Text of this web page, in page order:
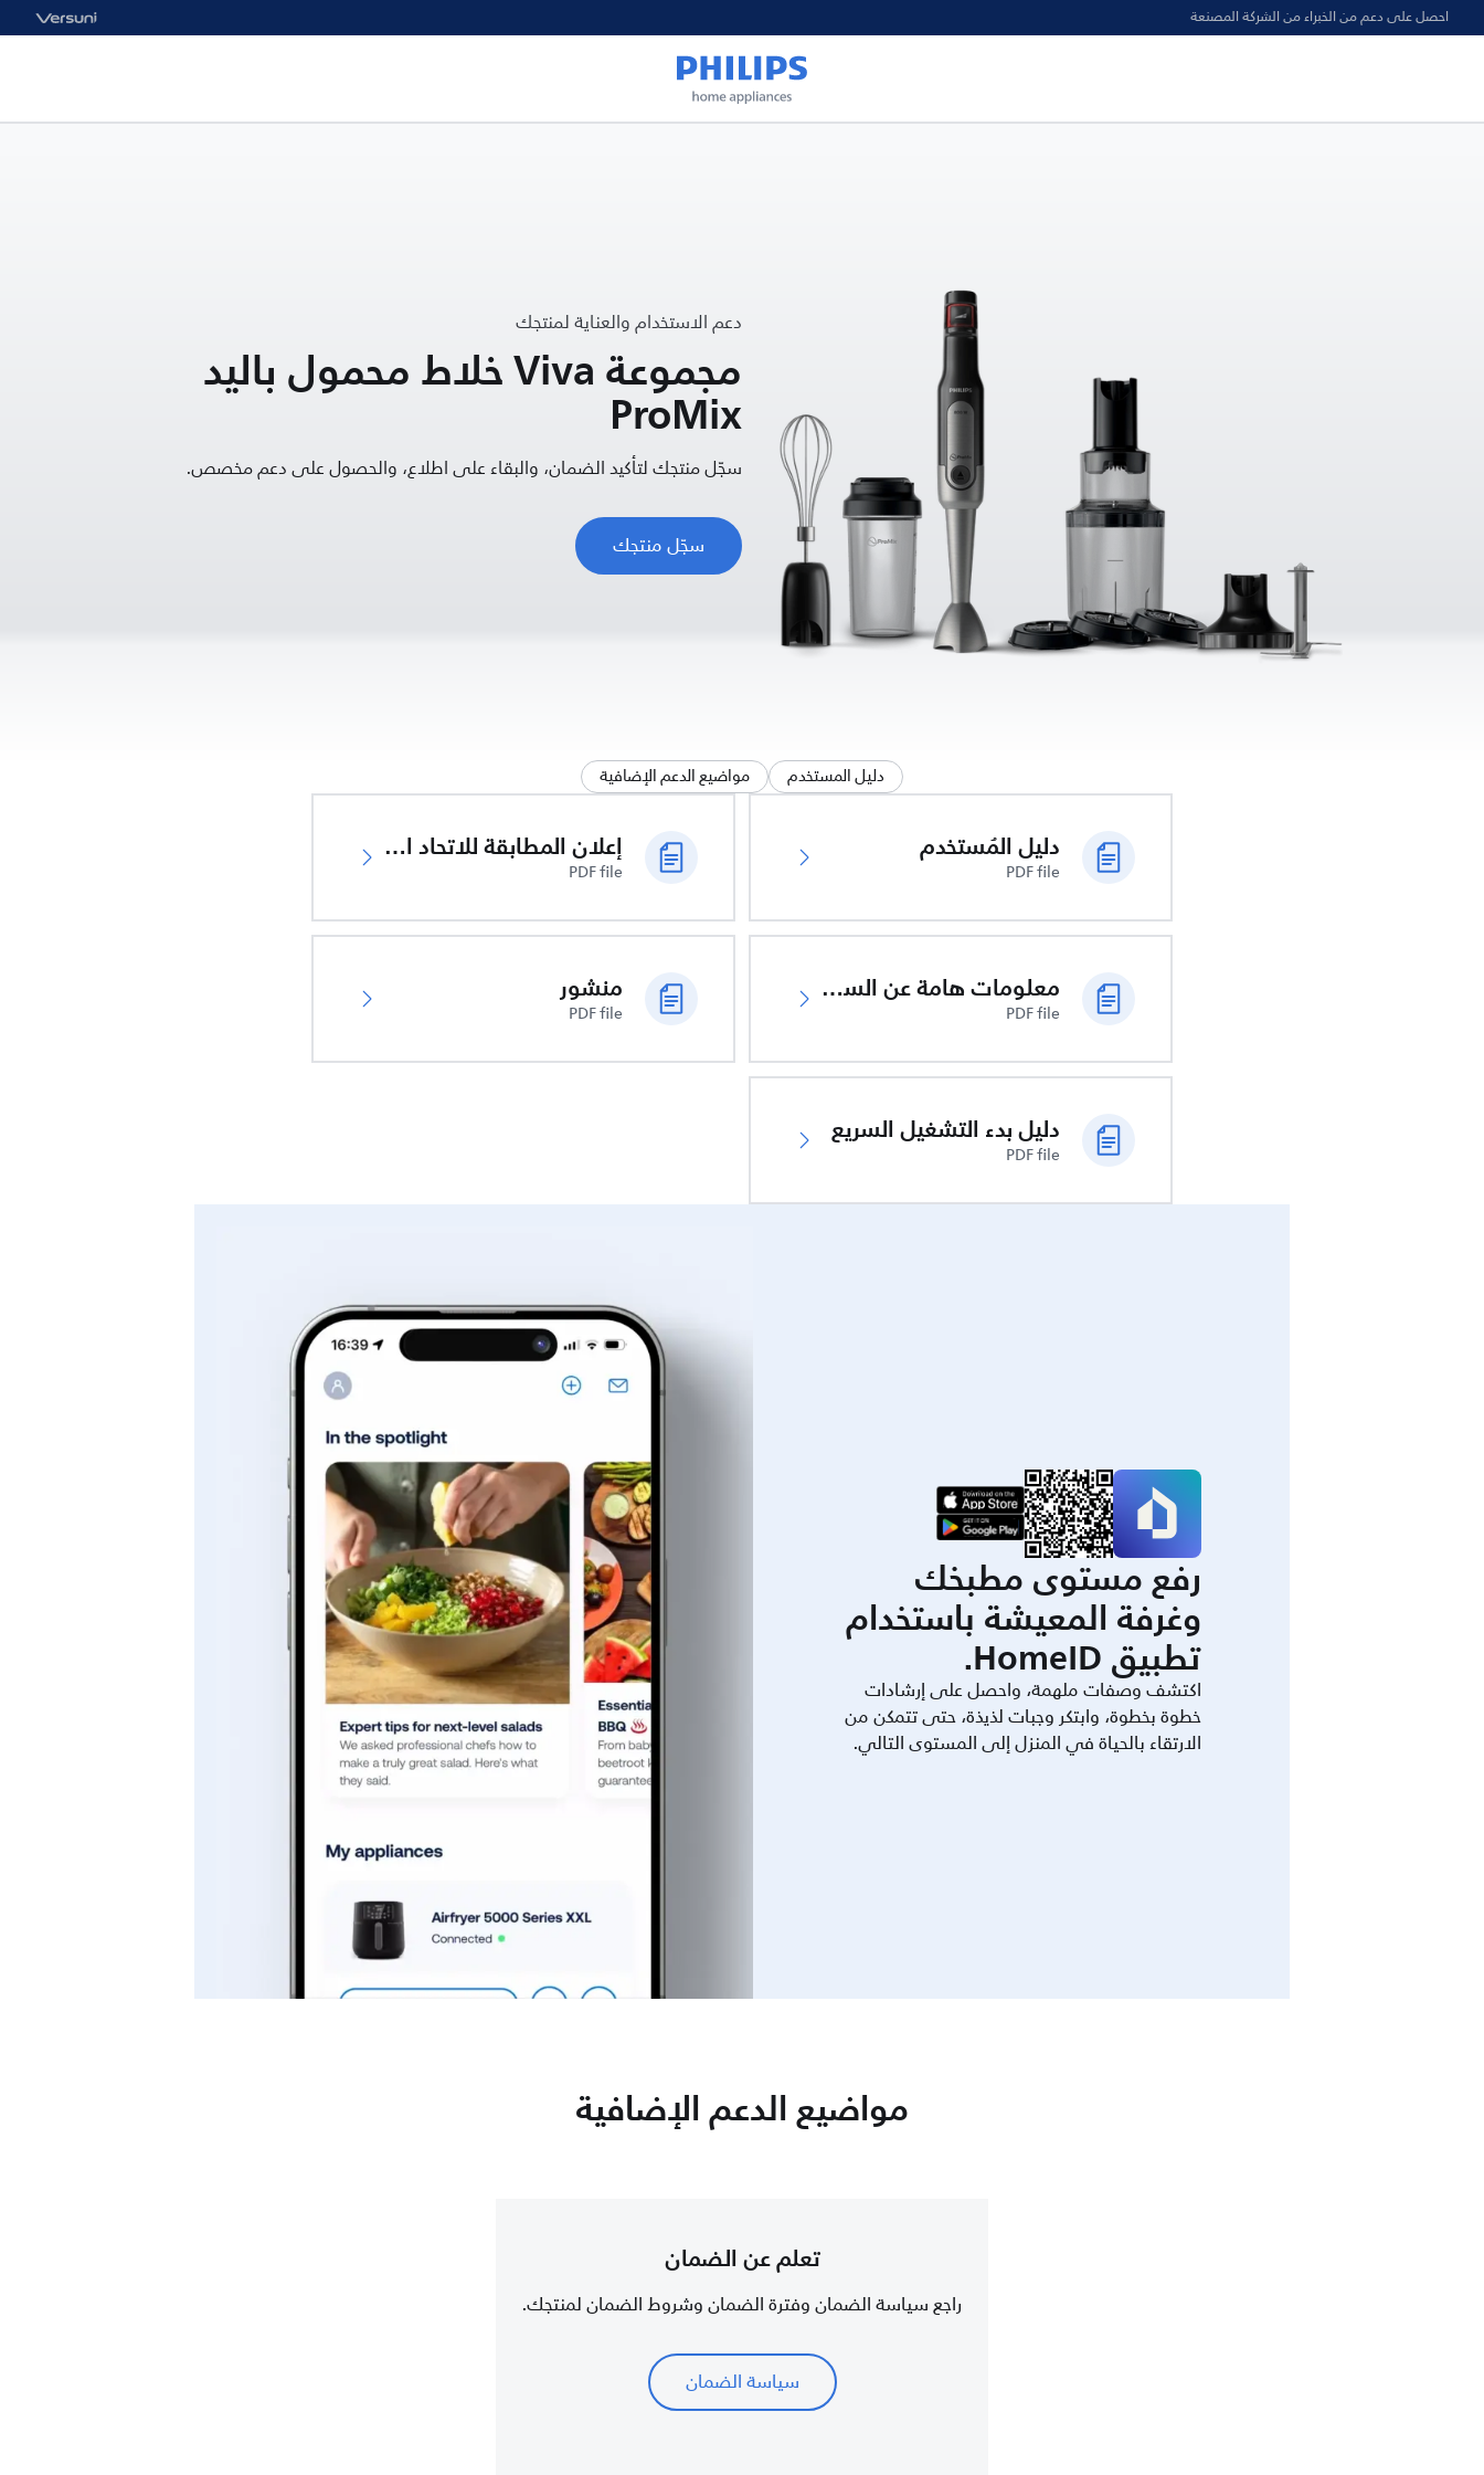
احصل على دعم من الخبراء من الشركة المصنعة
دعم الاستخدام والعناية لمنتجك
مجموعة Viva خلاط محمول باليد
ProMix
سجّل منتجك لتأكيد الضمان، والبقاء على اطلاع، والحصول على دعم مخصص.
سجّل منتجك
دليل المستخدم مواضيع الدعم الإضافية
دليل المُستخدم
PDF file
إعلان المطابقة للاتحاد الأوروبي
PDF file
معلومات هامة عن السلامة
PDF file
منشور
PDF file
دليل بدء التشغيل السريع
PDF file
رفع مستوى مطبخك
وغرفة المعيشة باستخدام
تطبيق HomeID.
اكتشف وصفات ملهمة، واحصل على إرشادات
خطوة بخطوة، وابتكر وجبات لذيذة، حتى تتمكن من
الارتقاء بالحياة في المنزل إلى المستوى التالي.
مواضيع الدعم الإضافية
تعلم عن الضمان
راجع سياسة الضمان وفترة الضمان وشروط الضمان لمنتجك.
سياسة الضمان